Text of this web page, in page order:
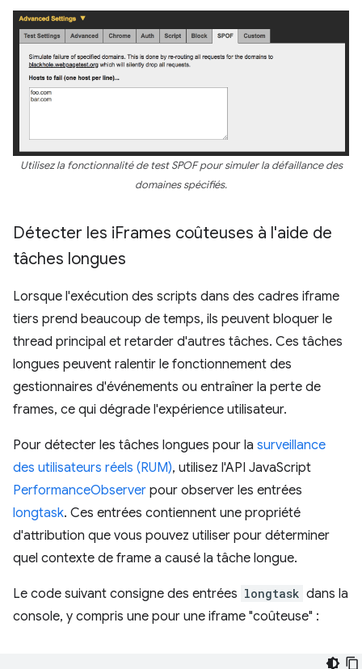
Utilisez la fonctionnalité de test SPOF pour simuler la défaillance des
domaines spécifiés.
Détecter les iFrames coûteuses à l'aide de
tâches longues
Lorsque l'exécution des scripts dans des cadres iframe
tiers prend beaucoup de temps, ils peuvent bloquer le
thread principal et retarder d'autres tâches. Ces tâches
longues peuvent ralentir le fonctionnement des
gestionnaires d'événements ou entraîner la perte de
frames, ce qui dégrade l'expérience utilisateur.
Pour détecter les tâches longues pour la surveillance
des utilisateurs réels (RUM), utilisez l'API JavaScript
PerformanceObserver pour observer les entrées
longtask. Ces entrées contiennent une propriété
d'attribution que vous pouvez utiliser pour déterminer
quel contexte de frame a causé la tâche longue.
Le code suivant consigne des entrées longtask dans la
console, y compris une pour une iframe "coûteuse" :